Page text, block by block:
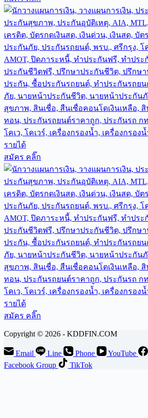
สมัคร คลิ๊ก
สมัคร คลิ๊ก
Copyright © 2026 - KDDFIN.COM
Email Line Phone YouTube
Facebook Group
TikTok